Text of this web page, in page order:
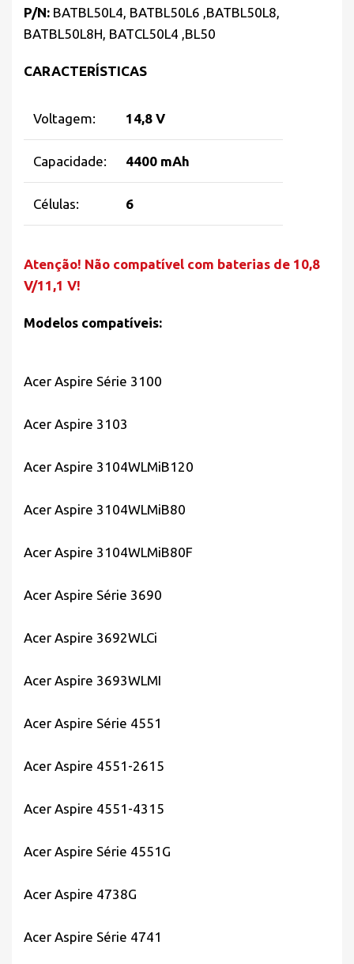
P/N: BATBL50L4, BATBL50L6 ,BATBL50L8,
BATBL50L8H, BATCL50L4 ,BL50
CARACTERÍSTICAS
Voltagem: 14,8 V
Capacidade: 4400 mAh
Células: 6
Atenção! Não compatível com baterias de 10,8
V/11,1 V!
Modelos compatíveis:
Acer Aspire Série 3100
Acer Aspire 3103
Acer Aspire 3104WLMiB120
Acer Aspire 3104WLMiB80
Acer Aspire 3104WLMiB80F
Acer Aspire Série 3690
Acer Aspire 3692WLCi
Acer Aspire 3693WLMI
Acer Aspire Série 4551
Acer Aspire 4551-2615
Acer Aspire 4551-4315
Acer Aspire Série 4551G
Acer Aspire 4738G
Acer Aspire Série 4741